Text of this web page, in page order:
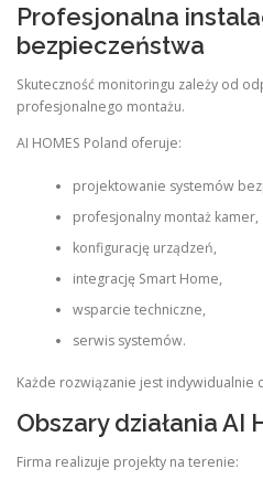
Profesjonalna
bezpieczeństwa
Skuteczność monitoringu zależy od
profesjonalnego montażu.
AI HOMES Poland oferuje:
projektowanie systemów
profesjonalny montaż kamer,
konfigurację urządzeń,
integrację Smart Home,
wsparcie techniczne,
serwis systemów.
Każde rozwiązanie jest
Obszary działania AI
Firma realizuje projekty na terenie: